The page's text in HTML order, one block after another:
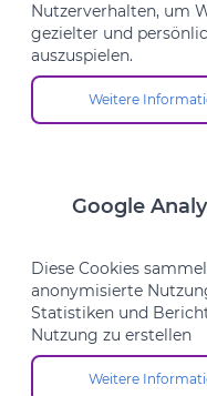
Nutzerverhalten, um
gezielter und
auszuspielen.
Weitere Über
Google
Diese Cookies
anonymisierte
Statistiken und
Nutzung zu erstellen
Weitere Über